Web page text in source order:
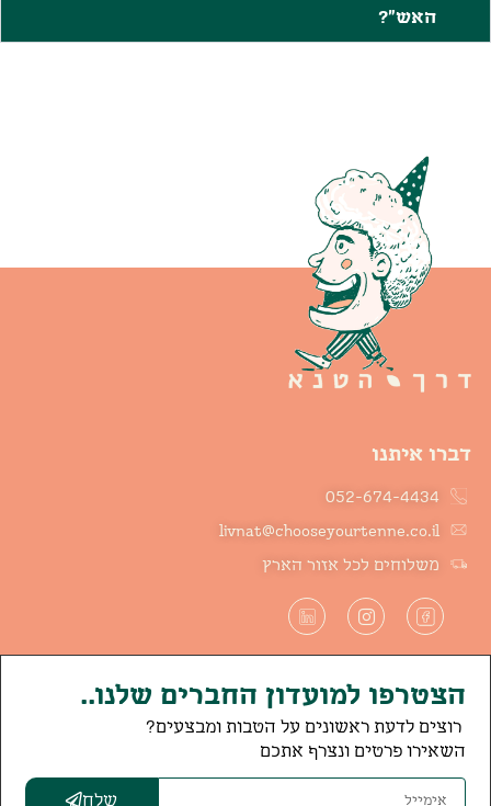
האש"?
דברו איתנו
052-674-4434
livnat@chooseyourtenne.co.il
משלוחים לכל אזור הארץ
הצטרפו למועדון החברים שלנו..
רוצים לדעת ראשונים על הטבות ומבצעים?
השאירו פרטים ונצרף אתכם
שלח